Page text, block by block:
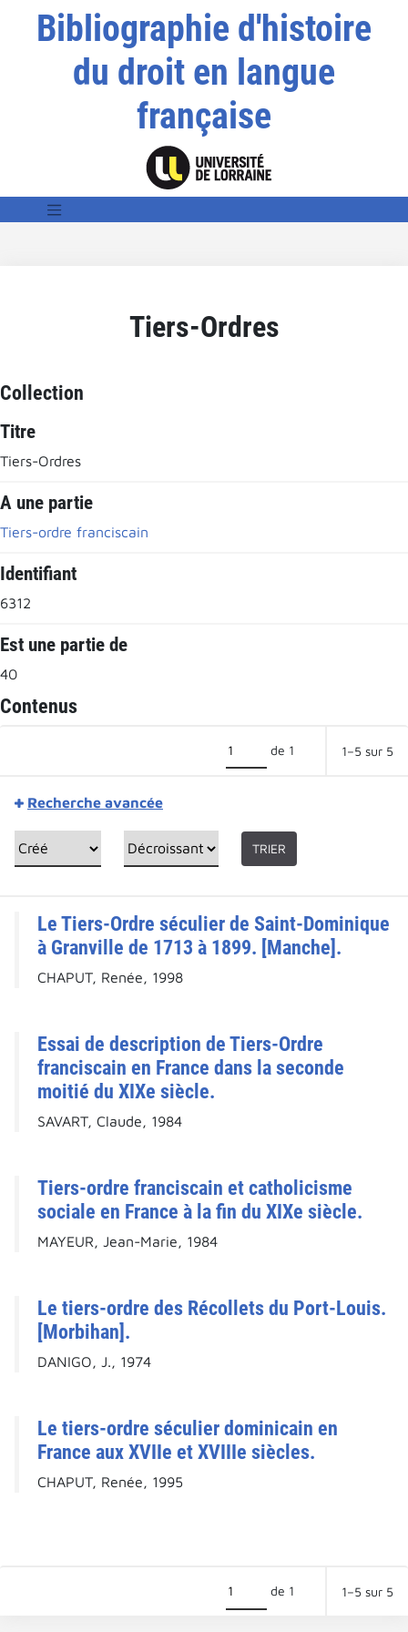
Bibliographie d'histoire
du droit en langue
française
Tiers-Ordres
Collection
Titre
Tiers-Ordres
A une partie
Tiers-ordre franciscain
Identifiant
6312
Est une partie de
40
Contenus
de 1 1–5 sur 5
Recherche avancée
TRIER
Le Tiers-Ordre séculier de Saint-Dominique
à Granville de 1713 à 1899. [Manche].
CHAPUT, Renée, 1998
Essai de description de Tiers-Ordre
franciscain en France dans la seconde
moitié du XIXe siècle.
SAVART, Claude, 1984
Tiers-ordre franciscain et catholicisme
sociale en France à la fin du XIXe siècle.
MAYEUR, Jean-Marie, 1984
Le tiers-ordre des Récollets du Port-Louis.
[Morbihan].
DANIGO, J., 1974
Le tiers-ordre séculier dominicain en
France aux XVIIe et XVIIIe siècles.
CHAPUT, Renée, 1995
de 1 1–5 sur 5